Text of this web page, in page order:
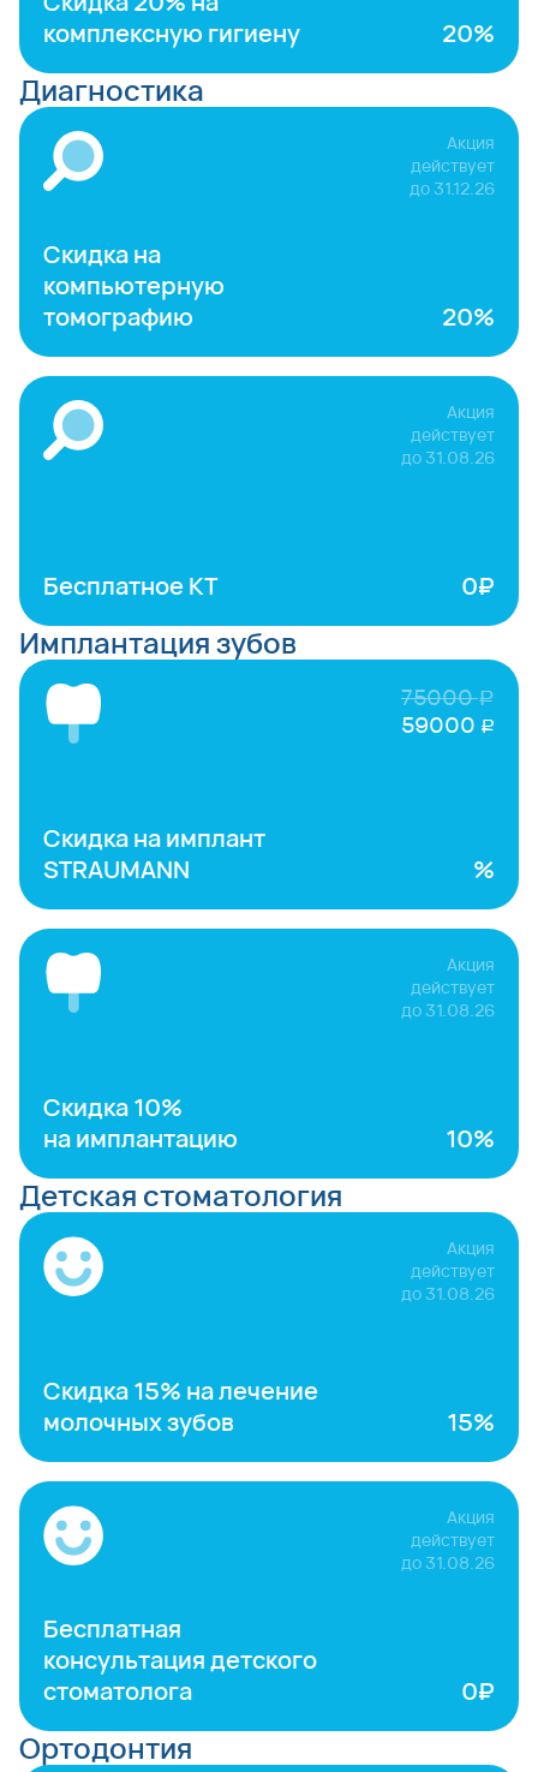
комплексную гигиену
20%
Диагностика
Акция
действует
до31.12.26
Скидка на
компьютерную
томографию
20%
Акция
действует
до31.08.26
Бесплатное КТ 0₽
Имплантация зубов
75000 руб
59000 руб
Скидка на имплант
STRAUMANN
%
Акция
действует
до31.08.26
Скидка 10%
на имплантацию
10%
Детская стоматология
Акция
действует
до31.08.26
Скидка 15% на лечение
молочных зубов
15%
Акция
действует
до31.08.26
Бесплатная
консультация детского
стоматолога
0₽
Ортодонтия